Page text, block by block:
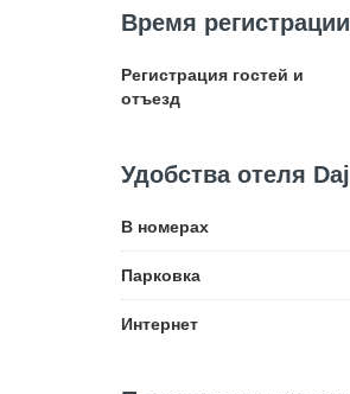
Время
Регистрация гостей и
отъезд
Удобства отеля
В номерах
Парковка
Интернет